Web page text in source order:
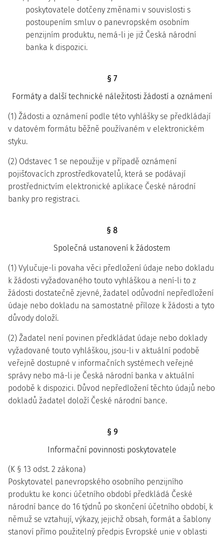
poskytovatele dotčeny změnami v souvislosti s
postoupením smluv o panevropském osobním
penzijním produktu, nemá-li je již Česká národní
banka k dispozici.
§ 7
Formáty a další technické náležitosti žádostí a oznámení
(1) Žádosti a oznámení podle této vyhlášky se předkládají
v datovém formátu běžně používaném v elektronickém
styku.
(2) Odstavec 1 se nepoužije v případě oznámení
pojišťovacích zprostředkovatelů, která se podávají
prostřednictvím elektronické aplikace České národní
banky pro registraci.
§ 8
Společná ustanovení k žádostem
(1) Vylučuje-li povaha věci předložení údaje nebo dokladu
k žádosti vyžadovaného touto vyhláškou a není-li to z
žádosti dostatečně zjevné, žadatel odůvodní nepředložení
údaje nebo dokladu na samostatné příloze k žádosti a tyto
důvody doloží.
(2) Žadatel není povinen předkládat údaje nebo doklady
vyžadované touto vyhláškou, jsou-li v aktuální podobě
veřejně dostupné v informačních systémech veřejné
správy nebo má-li je Česká národní banka v aktuální
podobě k dispozici. Důvod nepředložení těchto údajů nebo
dokladů žadatel doloží České národní bance.
§ 9
Informační povinnosti poskytovatele
(K § 13 odst. 2 zákona)
Poskytovatel panevropského osobního penzijního
produktu ke konci účetního období předkládá České
národní bance do 16 týdnů po skončení účetního období, k
němuž se vztahují, výkazy, jejichž obsah, formát a šablony
stanoví přímo použitelný předpis Evropské unie v oblasti